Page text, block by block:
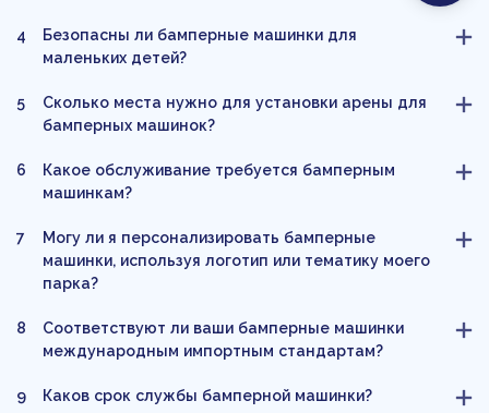
4
Безопасны ли бамперные машинки для
маленьких детей?
5
Сколько места нужно для установки арены для
бамперных машинок?
6
Какое обслуживание требуется бамперным
машинкам?
7
Могу ли я персонализировать бамперные
машинки, используя логотип или тематику моего
парка?
8
Соответствуют ли ваши бамперные машинки
международным импортным стандартам?
9 Каков срок службы бамперной машинки?